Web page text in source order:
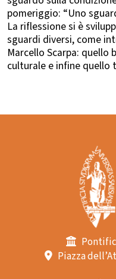
pomeriggio: “Uno
La riflessione si è
sguardi diversi, come
Marcello Scarpa:
culturale e infine
Piazza